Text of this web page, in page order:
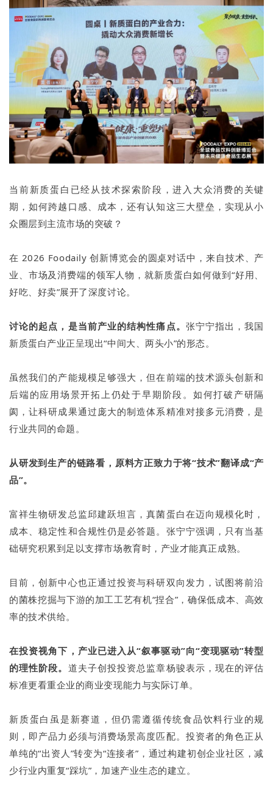
当前新质蛋白已经从技术探索阶段，进入大众消费的关键
期，如何跨越口感、成本，还有认知这三大壁垒，实现从小
众圈层到主流市场的突破？
在 2026 Foodaily 创新博览会的圆桌对话中，来自技术、产
业、市场及消费端的领军人物，就新质蛋白如何做到“好用、
好吃、好卖”展开了深度讨论。
讨论的起点，是当前产业的结构性痛点。 张宁宁指出，我国
新质蛋白产业正呈现出“中间大、两头小”的形态。
虽然我们的产能规模足够强大，但在前端的技术源头创新和
后端的应用场景开拓上仍处于早期阶段。如何打破产研隔
阂，让科研成果通过庞大的制造体系精准对接多元消费，是
行业共同的命题。
从研发到生产的链路看，原料方正致力于将“技术”翻译成“产
品”。
富祥生物研发总监邱建跃坦言，真菌蛋白在迈向规模化时，
成本、稳定性和合规性仍是必答题。张宁宁强调，只有当基
础研究积累到足以支撑市场教育时，产业才能真正成熟。
目前，创新中心也正通过投资与科研双向发力，试图将前沿
的菌株挖掘与下游的加工工艺有机“捏合”，确保低成本、高效
率的技术供给。
在投资视角下，产业已进入从“叙事驱动”向“变现驱动”转型
的理性阶段。 道夫子创投投资总监章杨骏表示，现在的评估
标准更看重企业的商业变现能力与实际订单。
新质蛋白虽是新赛道，但仍需遵循传统食品饮料行业的规
则，即产品力必须与消费场景高度匹配。投资者的角色正从
单纯的“出资人”转变为“连接者”，通过构建初创企业社区，减
少行业内重复“踩坑”，加速产业生态的建立。